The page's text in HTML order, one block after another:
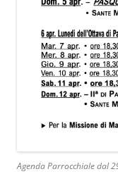
Agenda Parrocchiale dal